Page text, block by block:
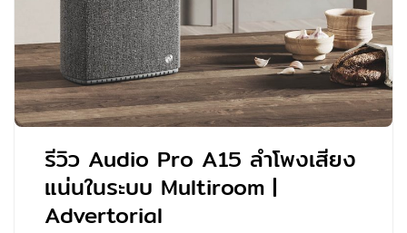
รีวิว Audio Pro A15 ลำโพงเสียง
แน่นในระบบ Multiroom |
Advertorial